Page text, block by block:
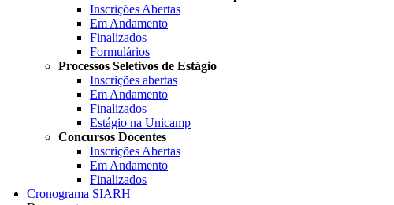
Inscrições Abertas
Em Andamento
Finalizados
Formulários
Processos Seletivos de Estágio
Inscrições abertas
Em Andamento
Finalizados
Estágio na Unicamp
Concursos Docentes
Inscrições Abertas
Em Andamento
Finalizados
Cronograma SIARH